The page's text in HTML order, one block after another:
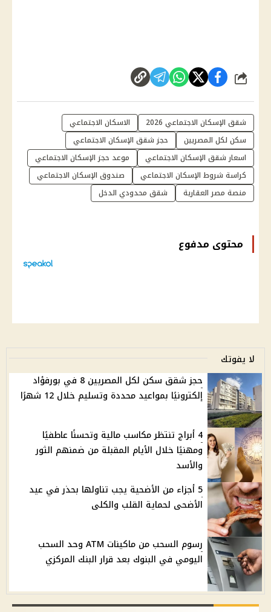
شارك
شقق الإسكان الاجتماعي 2026
الاسكان الاجتماعي
سكن لكل المصريين
حجز شقق الإسكان الاجتماعي
اسعار شقق الإسكان الاجتماعي
موعد حجز الإسكان الاجتماعي
كراسة شروط الإسكان الاجتماعي
صندوق الإسكان الاجتماعي
منصة مصر العقارية
شقق محدودي الدخل
محتوى مدفوع
لا يفوتك
حجز شقق سكن لكل المصريين 8 في بورفؤاد
إلكترونيًا بمواعيد محددة وتسليم خلال 12 شهرًا
4 أبراج تنتظر مكاسب مالية وتحسنًا عاطفيًا
ومهنيًا خلال الأيام المقبلة من ضمنهم الثور
والأسد
5 أجزاء من الأضحية يجب تناولها بحذر في عيد
الأضحى لحماية القلب والكلى
رسوم السحب من ماكينات ATM وحد السحب
اليومي في البنوك بعد قرار البنك المركزي